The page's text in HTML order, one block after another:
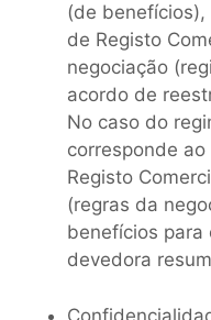
(de
de Registo
negociação
acordo de
No caso do
corresponde
Registo
(regras da
benefícios para
devedora